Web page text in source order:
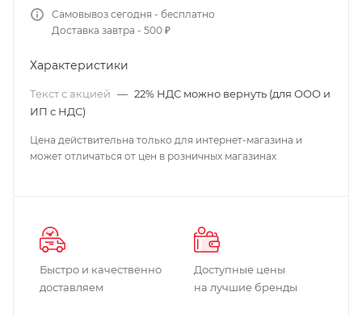
Самовывоз сегодня - бесплатно
Доставка завтра - 500 ₽
Характеристики
Текст с акцией — 22% НДС можно вернуть (для ООО и
ИП с НДС)
Цена действительна только для интернет-магазина и
может отличаться от цен в розничных магазинах
Быстро и качественно
доставляем
Доступные цены
на лучшие бренды